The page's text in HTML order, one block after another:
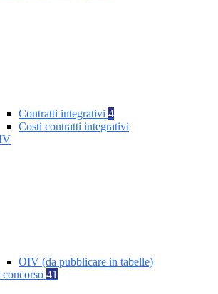
Contratti integrativi 4
Costi contratti integrativi
OIV (da pubblicare in tabelle)
41